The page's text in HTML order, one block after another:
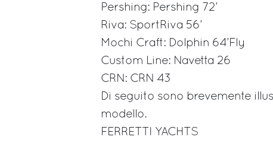
Pershing: Pershing 72’
Riva: SportRiva 56’
Mochi Craft: Dolphin 64’Fly
Custom Line: Navetta 26
CRN: CRN 43
Di seguito sono brevemente
modello.
FERRETTI YACHTS